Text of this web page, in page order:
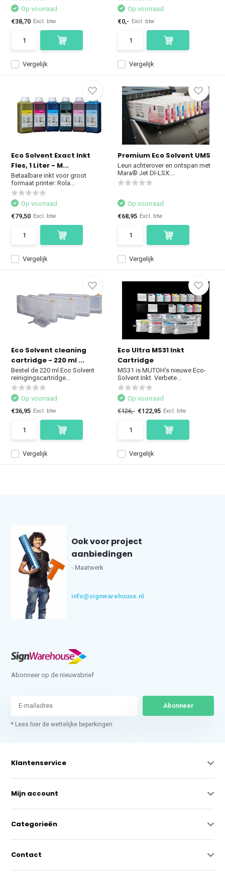
Vergelijk
Op voorraad
€38,70 Excl. btw
Vergelijk
Op voorraad
€0,- Excl. btw
Eco Solvent Exact Inkt
Fles, 1 Liter - M...
Betaalbare inkt voor groot
formaat printer: Rola...
Vergelijk
Op voorraad
€79,50 Excl. btw
Premium Eco Solvent UMS
Leun achterover en ontspan met
Mara® Jet DI-LSX:...
Vergelijk
Op voorraad
€68,95 Excl. btw
Eco Solvent cleaning
cartridge - 220 ml ...
Bestel de 220 ml Eco Solvent
reinigingscartridge...
Vergelijk
Op voorraad
€36,95 Excl. btw
Eco Ultra MS31 Inkt
Cartridge
MS31 is MUTOH's nieuwe Eco-
Solvent Inkt. Verbete...
Vergelijk
Op voorraad
€126,- €122,95 Excl. btw
Ook voor project
aanbiedingen
- Maatwerk
info@signwarehouse.nl
Abonneer op de nieuwsbrief
Abonneer
* Lees hier de wettelijke beperkingen
Klantenservice
Mijn account
Categorieën
Contact